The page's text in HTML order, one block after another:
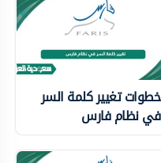
خطوات تغيير كلمة السر
في نظام فارس